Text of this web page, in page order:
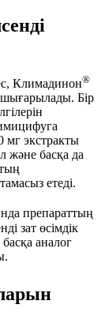
Климадинон®
шығарылады. Бір
мг экстракты
және басқа да
етеді.
препараттың
зат өсімдік
аналог